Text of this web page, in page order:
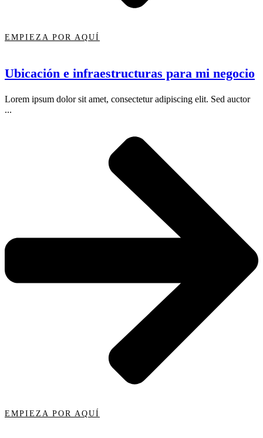
EMPIEZA POR AQUÍ
Ubicación e infraestructuras para mi negocio
Lorem ipsum dolor sit amet, consectetur adipiscing elit. Sed auctor
...
EMPIEZA POR AQUÍ